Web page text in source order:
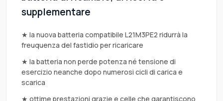
supplementare
★ la nuova batteria compatibile L21M3PE2 ridurrà la
freuquenza del fastidio per ricaricare
★ la batteria non perde potenza né tensione di
esercizio neanche dopo numerosi cicli di carica e
scarica
★ ottime prestazioni grazie e celle che garantiscono